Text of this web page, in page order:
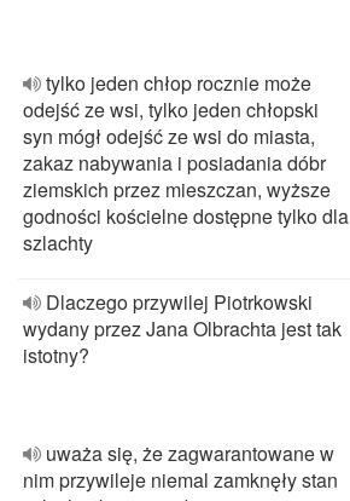
tylko jeden chłop rocznie może
odejść ze wsi, tylko jeden chłopski
syn mógł odejść ze wsi do miasta,
zakaz nabywania i posiadania dóbr
ziemskich przez mieszczan, wyższe
godności kościelne dostępne tylko dla
szlachty
Dlaczego przywilej Piotrkowski
wydany przez Jana Olbrachta jest tak
istotny?
uważa się, że zagwarantowane w
nim przywileje niemal zamknęły stan